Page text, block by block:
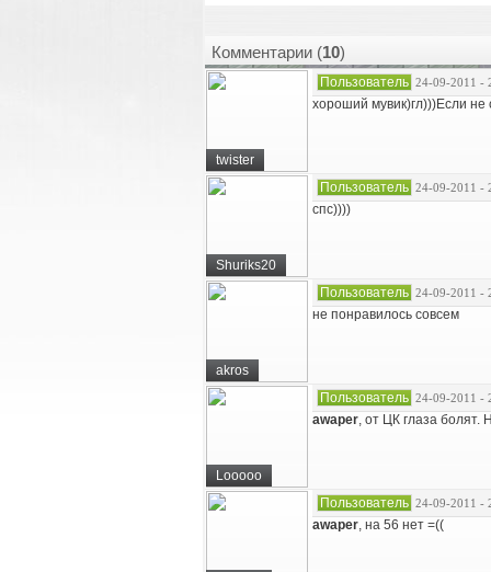
Комментарии (10)
twister
Пользователь 24-09-2011 -
хороший мувик)гл)))Если не
Shuriks20
Пользователь 24-09-2011 -
спс))))
akros
Пользователь 24-09-2011 -
не понравилось совсем
Looooo
Пользователь 24-09-2011 -
awaper, от ЦК глаза болят.
Пользователь 24-09-2011 -
awaper, на 56 нет =((